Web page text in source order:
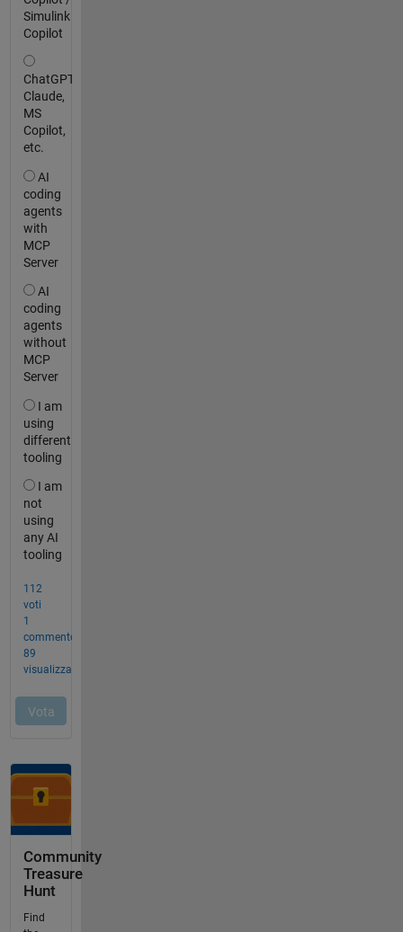
Community
Treasure
Hunt
Find